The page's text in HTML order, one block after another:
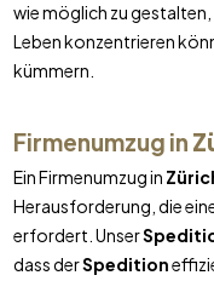
wie möglich zu gestalten,
Leben konzentrieren
kümmern.
Firmenumzug in
Ein Firmenumzug in
Herausforderung, die
erfordert. Unser
dass derSpedition